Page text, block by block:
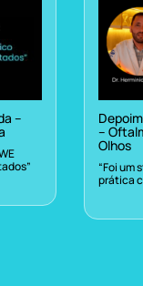
–
–
Olhos
“Foi um
prática